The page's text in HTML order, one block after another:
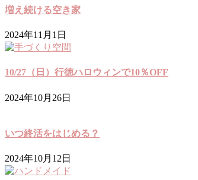
増え続ける空き家
2024年11月1日
10/27（日）行徳ハロウィンで10％OFF
2024年10月26日
いつ終活をはじめる？
2024年10月12日